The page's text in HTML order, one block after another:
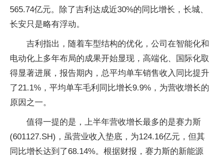
565.74亿元。除了吉利达成近30%的同比增长，长城、
长安只是略有浮动。
吉利指出，随着车型结构的优化，公司在智能化和
电动化上多年布局的成果开始显现，高端化、国际化取
得显著进展，报告期内，总平均单车销售收入同比提升
了21.1%，平均单车毛利同比增长9.9%，为营收增长的
原因之一。
值得一提的是，上半年营收增长最多的是赛力斯
(601127.SH)，虽营业收入垫底，为124.16亿元，但其
同比增长达到了68.14%。根据财报，赛力斯的新能源